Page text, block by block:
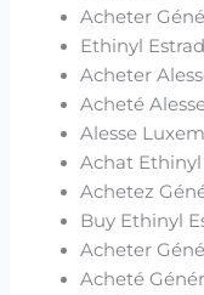
Acheter
Ethinyl
Acheter
Acheté
Alesse
Achat
Achetez
Buy Ethinyl
Acheter
Acheté